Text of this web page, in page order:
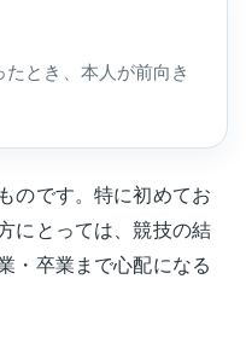
とき、本人が前向き
のです。特に初めてお
にとっては、競技の結
・卒業まで心配になる